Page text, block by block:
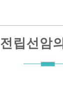
전립선암